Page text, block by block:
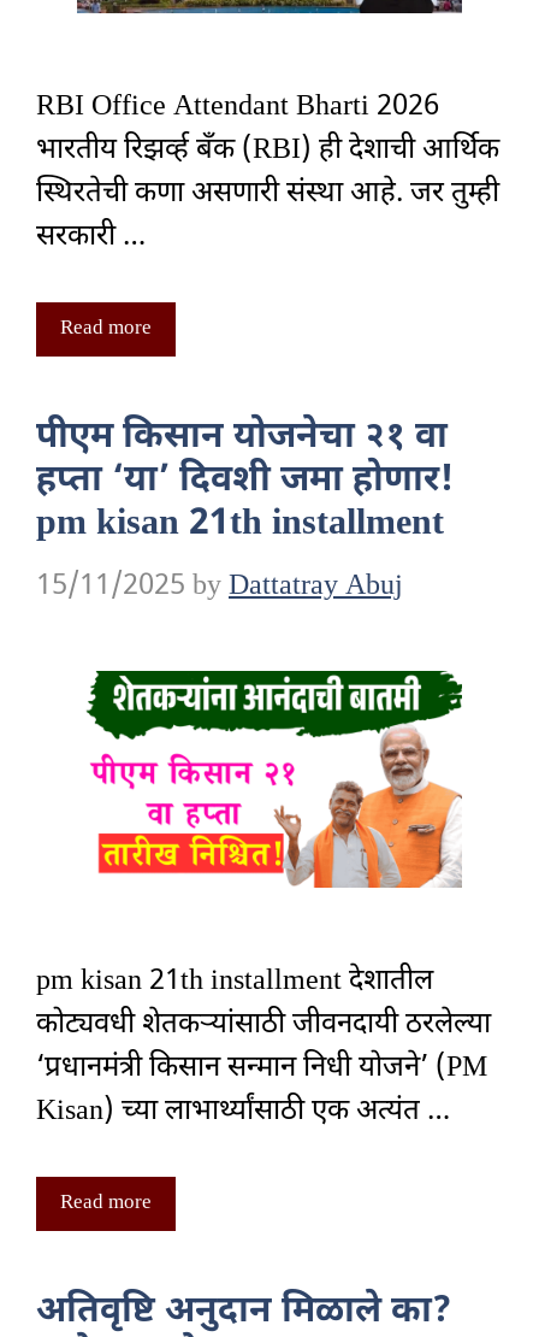
RBI Office Attendant Bharti 2026
भारतीय रिझर्व्ह बँक (RBI) ही देशाची आर्थिक
स्थिरतेची कणा असणारी संस्था आहे. जर तुम्ही
सरकारी …
Read more
पीएम किसान योजनेचा २१ वा
हप्ता ‘या’ दिवशी जमा होणार!
pm kisan 21th installment
15/11/2025 byDattatray Abuj
pm kisan 21th installment देशातील
कोट्यवधी शेतकऱ्यांसाठी जीवनदायी ठरलेल्या
‘प्रधानमंत्री किसान सन्मान निधी योजने’ (PM
Kisan) च्या लाभार्थ्यांसाठी एक अत्यंत …
Read more
अतिवृष्टि अनुदान मिळाले का?